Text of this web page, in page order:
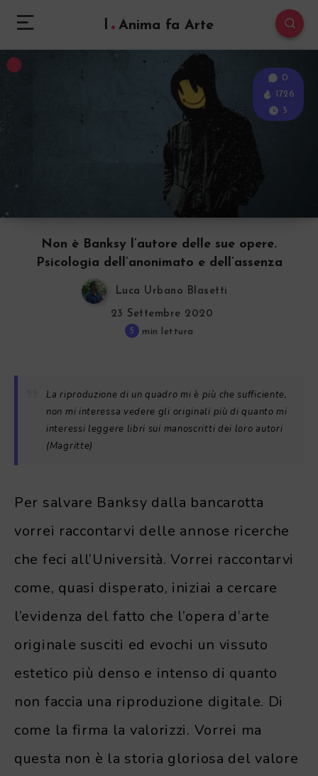
l Anima fa Arte
Non è Banksy l’autore delle sue opere.
Psicologia dell’anonimato e dell’assenza
0
1726
5
Luca Urbano Blasetti
23 Settembre 2020
5 min lettura
La riproduzione di un quadro mi è più che sufficiente,
non mi interessa vedere gli originali più di quanto mi
interessi leggere libri sui manoscritti dei loro autori
(Magritte)
Per salvare Banksy dalla bancarotta
vorrei raccontarvi delle annose ricerche
che feci all’Università. Vorrei raccontarvi
come, quasi disperato, iniziai a cercare
l’evidenza del fatto che l’opera d’arte
originale susciti ed evochi un vissuto
estetico più denso e intenso di quanto
non faccia una riproduzione digitale. Di
come la firma la valorizzi. Vorrei ma
questa non è la storia gloriosa del valore